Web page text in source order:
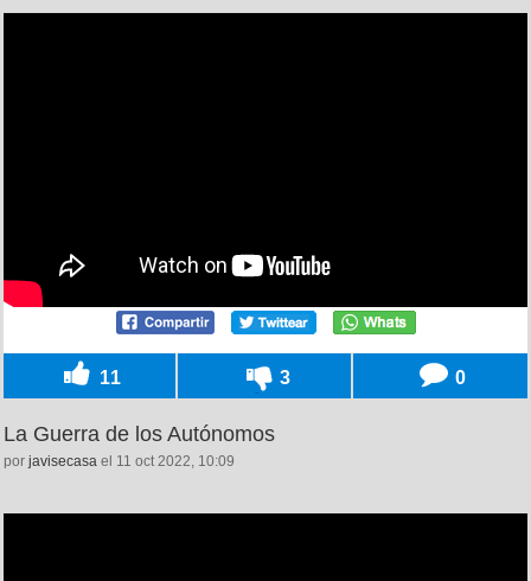
11 3 0
La Guerra de los Autónomos
por javisecasa el 11 oct 2022, 10:09